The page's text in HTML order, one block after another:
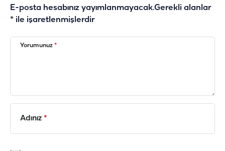
E-posta hesabınız yayımlanmayacak.Gerekli alanlar
* ile işaretlenmişlerdir
Yorumunuz *
Adınız *